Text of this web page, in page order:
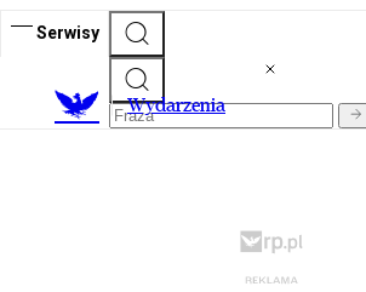
Serwisy
Wydarzenia